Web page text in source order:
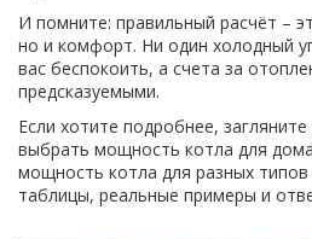
И помните: правильный расчёт –
но и комфорт. Ни один холодный
вас беспокоить, а счета за
предсказуемыми.
Если хотите подробнее,
выбрать мощность котла для
мощность котла для разных
таблицы, реальные примеры и